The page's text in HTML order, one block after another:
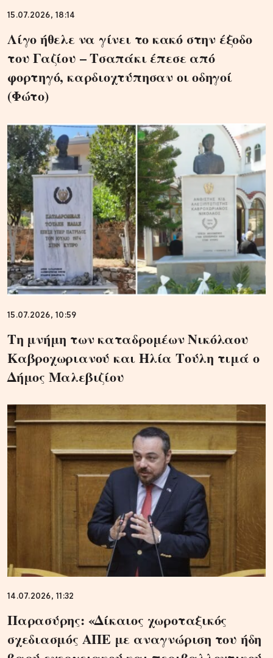
15.07.2026, 18:14
Λίγο ήθελε να γίνει το κακό στην έξοδο
του Γαζίου – Τσαπάκι έπεσε από
φορτηγό, καρδιοχτύπησαν οι οδηγοί
(Φώτο)
15.07.2026, 10:59
Τη μνήμη των καταδρομέων Νικόλαου
Καβροχωριανού και Ηλία Τούλη τιμά ο
Δήμος Μαλεβιζίου
14.07.2026, 11:32
Παρασύρης: «Δίκαιος χωροταξικός
σχεδιασμός ΑΠΕ με αναγνώριση του ήδη